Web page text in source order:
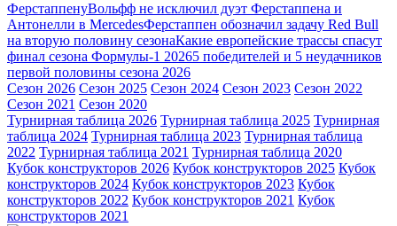
ФерстаппенуВольфф не исключил дуэт Ферстаппена и
Антонелли в MercedesФерстаппен обозначил задачу Red Bull
на вторую половину сезонаКакие европейские трассы спасут
финал сезона Формулы-1 20265 победителей и 5 неудачников
первой половины сезона 2026
Сезон 2026 Сезон 2025 Сезон 2024 Сезон 2023 Сезон 2022
Сезон 2021 Сезон 2020
Турнирная таблица 2026 Турнирная таблица 2025 Турнирная
таблица 2024 Турнирная таблица 2023 Турнирная таблица
2022 Турнирная таблица 2021 Турнирная таблица 2020
Кубок конструкторов 2026 Кубок конструкторов 2025 Кубок
конструкторов 2024 Кубок конструкторов 2023 Кубок
конструкторов 2022 Кубок конструкторов 2021 Кубок
конструкторов 2021